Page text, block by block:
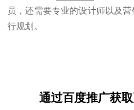
员，还需要专业的设计师以及
行规划。
通过百度推广获